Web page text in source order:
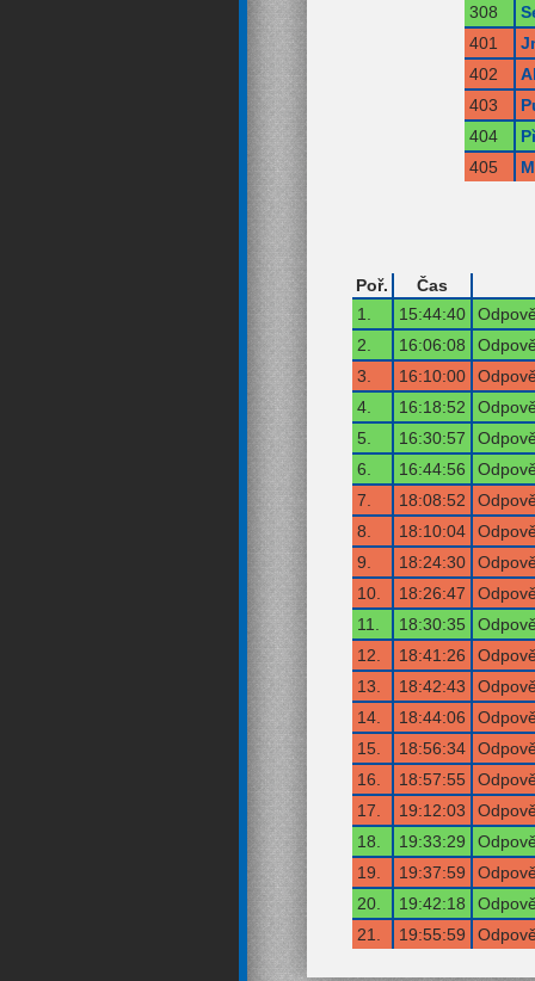
308
401
402
403
404
405
Poř.
Čas
1.
15:44:40
2.
16:06:08
3.
16:10:00
4.
16:18:52
5.
16:30:57
6.
16:44:56
7.
18:08:52
8.
18:10:04
9.
18:24:30
10.
18:26:47
11.
18:30:35
12.
18:41:26
13.
18:42:43
14.
18:44:06
15.
18:56:34
16.
18:57:55
17.
19:12:03
18.
19:33:29
19.
19:37:59
20.
19:42:18
21.
19:55:59